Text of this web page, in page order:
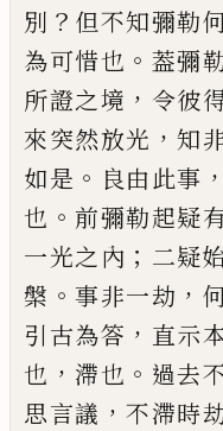
別 ？ 但不知彌勒
為可惜也 。 葢彌
所證之境 ， 令彼
來突然放光 ，知
如是 。 良由此事 ，
也 。前彌勒起疑
一光之內 ； 二疑
槃 。事非一劫 ，
引古為答 ， 直示
也 ， 滯也 。 過去
思言議 ，不滯時